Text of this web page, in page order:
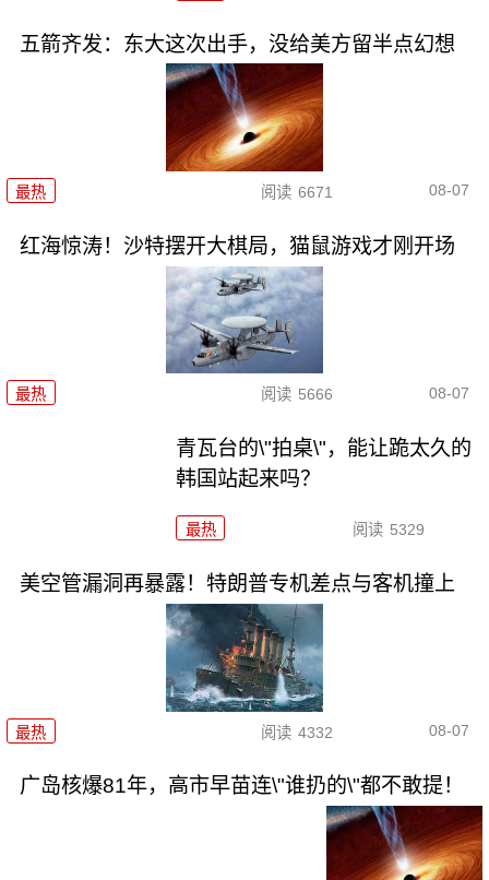
五箭齐发：东大这次出手，没给美方留半点幻想
最热 阅读 6671 08-07
红海惊涛！沙特摆开大棋局，猫鼠游戏才刚开场
最热 阅读 5666 08-07
青瓦台的\"拍桌\"，能让跪太久的
韩国站起来吗？
最热 阅读 5329
美空管漏洞再暴露！特朗普专机差点与客机撞上
最热 阅读 4332 08-07
广岛核爆81年，高市早苗连\"谁扔的\"都不敢提！